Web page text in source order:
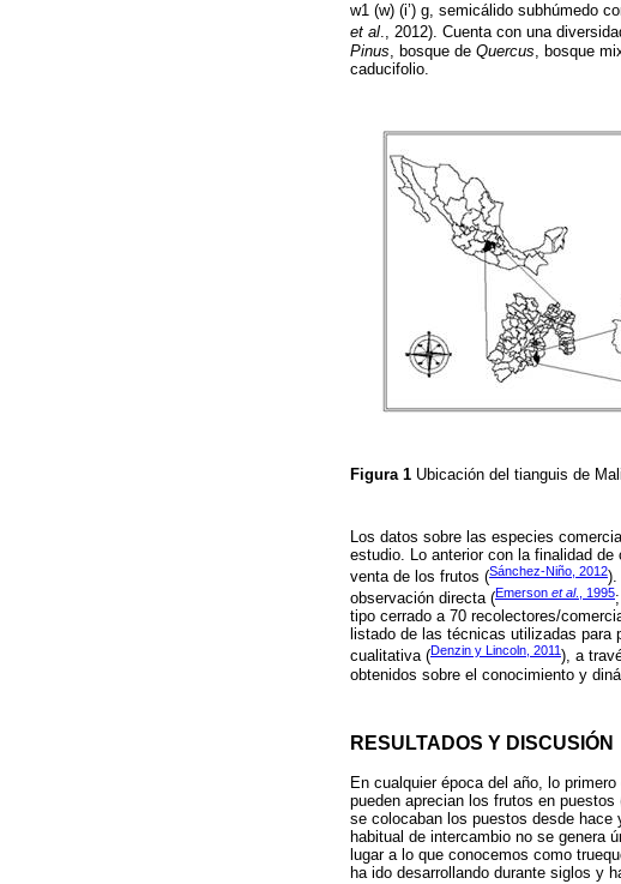
w1 (w) (i’) g, semicálido subhúmedo
et al., 2012). Cuenta con una
Pinus , bosque de Quercus , bosque
caducifolio.
Figura 1 Ubicación del tianguis de
Los datos sobre las especies
estudio. Lo anterior con la finalidad
venta de los frutos (Sánchez-Niño, 2012).
observación directa (Emerson et al., 1995
tipo cerrado a 70 recolectores/
listado de las técnicas utilizadas para
cualitativa (Denzin y Lincoln, 2011 ), a
obtenidos sobre el conocimiento y
RESULTADOS Y DISCUSIÓN
En cualquier época del año, lo
pueden aprecian los frutos en puestos
se colocaban los puestos desde
habitual de intercambio no se genera
lugar a lo que conocemos como
ha ido desarrollando durante siglos y